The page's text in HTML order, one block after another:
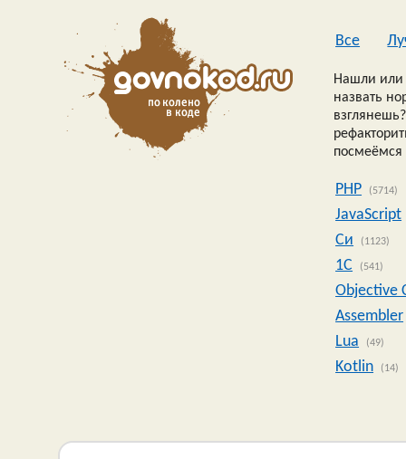
Все
Нашли или
назвать
посмеёмся
PHP (5714)
JavaScript
Си
(1123)
1C (541)
Objective
Assembler
Lua
(49)
Kotlin (14)